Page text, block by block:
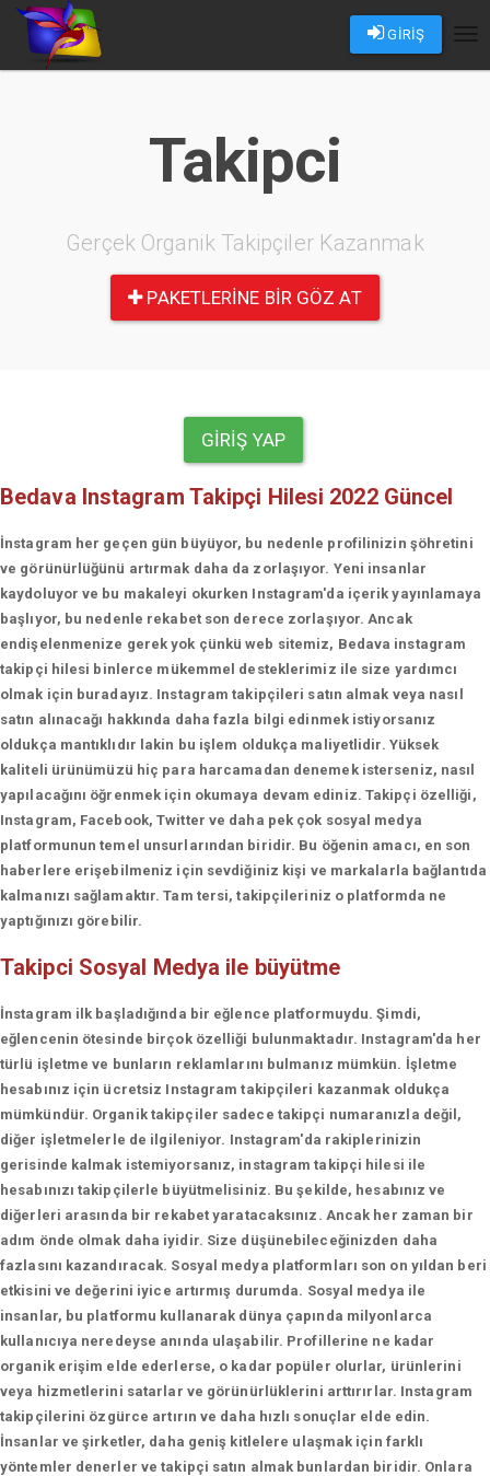
GİRİŞ
Takipci
Gerçek Organik Takipçiler Kazanmak
PAKETLERINE BIR GÖZ AT
GIRIŞ YAP
Bedava Instagram Takipçi Hilesi 2022 Güncel
İnstagram her geçen gün büyüyor, bu nedenle profilinizin şöhretini
ve görünürlüğünü artırmak daha da zorlaşıyor. Yeni insanlar
kaydoluyor ve bu makaleyi okurken Instagram'da içerik yayınlamaya
başlıyor, bu nedenle rekabet son derece zorlaşıyor. Ancak
endişelenmenize gerek yok çünkü web sitemiz, Bedava instagram
takipçi hilesi binlerce mükemmel desteklerimiz ile size yardımcı
olmak için buradayız. Instagram takipçileri satın almak veya nasıl
satın alınacağı hakkında daha fazla bilgi edinmek istiyorsanız
oldukça mantıklıdır lakin bu işlem oldukça maliyetlidir. Yüksek
kaliteli ürünümüzü hiç para harcamadan denemek isterseniz, nasıl
yapılacağını öğrenmek için okumaya devam ediniz. Takipçi özelliği,
Instagram, Facebook, Twitter ve daha pek çok sosyal medya
platformunun temel unsurlarından biridir. Bu öğenin amacı, en son
haberlere erişebilmeniz için sevdiğiniz kişi ve markalarla bağlantıda
kalmanızı sağlamaktır. Tam tersi, takipçileriniz o platformda ne
yaptığınızı görebilir.
Takipci Sosyal Medya ile büyütme
İnstagram ilk başladığında bir eğlence platformuydu. Şimdi,
eğlencenin ötesinde birçok özelliği bulunmaktadır. Instagram'da her
türlü işletme ve bunların reklamlarını bulmanız mümkün. İşletme
hesabınız için ücretsiz Instagram takipçileri kazanmak oldukça
mümkündür. Organik takipçiler sadece takipçi numaranızla değil,
diğer işletmelerle de ilgileniyor. Instagram'da rakiplerinizin
gerisinde kalmak istemiyorsanız, instagram takipçi hilesi ile
hesabınızı takipçilerle büyütmelisiniz. Bu şekilde, hesabınız ve
diğerleri arasında bir rekabet yaratacaksınız. Ancak her zaman bir
adım önde olmak daha iyidir. Size düşünebileceğinizden daha
fazlasını kazandıracak. Sosyal medya platformları son on yıldan beri
etkisini ve değerini iyice artırmış durumda. Sosyal medya ile
insanlar, bu platformu kullanarak dünya çapında milyonlarca
kullanıcıya neredeyse anında ulaşabilir. Profillerine ne kadar
organik erişim elde ederlerse, o kadar popüler olurlar, ürünlerini
veya hizmetlerini satarlar ve görünürlüklerini arttırırlar. Instagram
takipçilerini özgürce artırın ve daha hızlı sonuçlar elde edin.
İnsanlar ve şirketler, daha geniş kitlelere ulaşmak için farklı
yöntemler denerler ve takipçi satın almak bunlardan biridir. Onlara